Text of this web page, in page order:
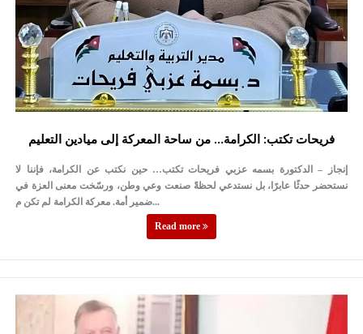
فريحات تكتب: الكرامة… من ساحة المعركة إلى ميادين التعليم
إنجاز – الدكتورة بسمه عزبي فريحات تكتب… حين نكتب عن الكرامة، فإننا لا
نستحضر حدثًا عابرًا، بل نستدعي لحظةً صنعت وعي وطن، ورسّخت معنى العزة في
ضمير أمة. معركة الكرامة لم تكن م...
Read more